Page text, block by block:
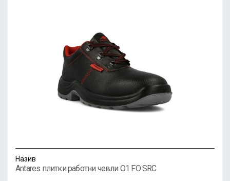
Назив
Antares плитки работни чевли O1 FO SRC